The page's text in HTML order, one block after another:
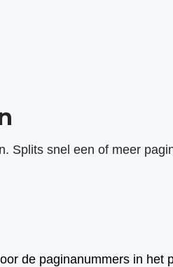
Splits snel een of meer
de paginanummers in het